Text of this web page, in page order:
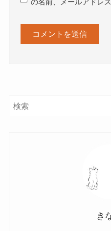
の名前、メールアドレ
き